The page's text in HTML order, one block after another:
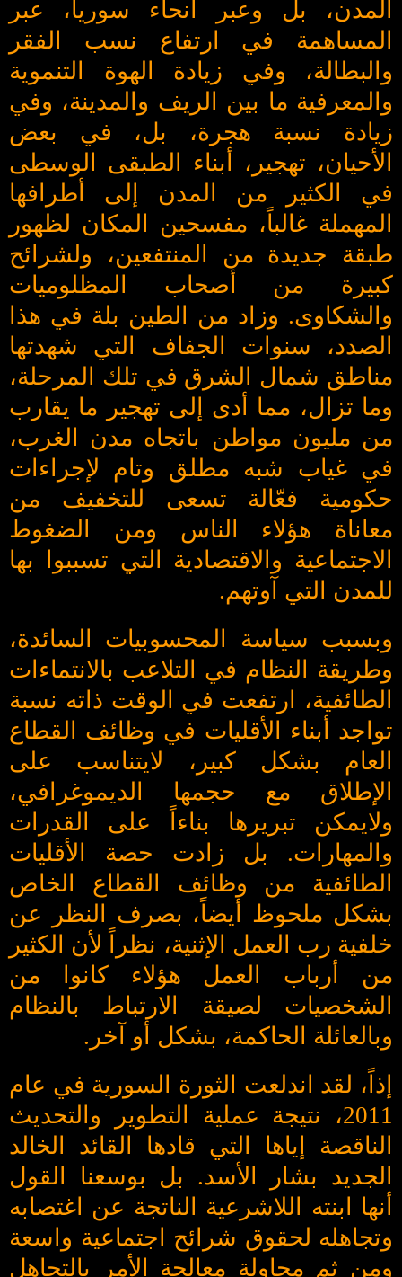
المدن، بل وعبر أنحاء سوريا، عبر
المساهمة في ارتفاع نسب الفقر
والبطالة، وفي زيادة الهوة التنموية
والمعرفية ما بين الريف والمدينة، وفي
زيادة نسبة هجرة، بل، في بعض
الأحيان، تهجير، أبناء الطبقى الوسطى
في الكثير من المدن إلى أطرافها
المهملة غالباً، مفسحين المكان لظهور
طبقة جديدة من المنتفعين، ولشرائح
كبيرة من أصحاب المظلوميات
والشكاوى. وزاد من الطين بلة في هذا
الصدد، سنوات الجفاف التي شهدتها
مناطق شمال الشرق في تلك المرحلة،
وما تزال، مما أدى إلى تهجير ما يقارب
من مليون مواطن باتجاه مدن الغرب،
في غياب شبه مطلق وتام لإجراءات
حكومية فعّالة تسعى للتخفيف من
معاناة هؤلاء الناس ومن الضغوط
الاجتماعية والاقتصادية التي تسببوا بها
للمدن التي آوتهم.
وبسبب سياسة المحسوبيات السائدة،
وطريقة النظام في التلاعب بالانتماءات
الطائفية، ارتفعت في الوقت ذاته نسبة
تواجد أبناء الأقليات في وظائف القطاع
العام بشكل كبير، لايتناسب على
الإطلاق مع حجمها الديموغرافي،
ولايمكن تبريرها بناءاً على القدرات
والمهارات. بل زادت حصة الأقليات
الطائفية من وظائف القطاع الخاص
بشكل ملحوظ أيضاً، بصرف النظر عن
خلفية رب العمل الإثنية، نظراً لأن الكثير
من أرباب العمل هؤلاء كانوا من
الشخصيات لصيقة الارتباط بالنظام
وبالعائلة الحاكمة، بشكل أو آخر.
إذاً، لقد اندلعت الثورة السورية في عام
2011، نتيجة عملية التطوير والتحديث
الناقصة إياها التي قادها القائد الخالد
الجديد بشار الأسد. بل بوسعنا القول
أنها ابنته اللاشرعية الناتجة عن اغتصابه
وتجاهله لحقوق شرائح اجتماعية واسعة
ومن ثم محاولة معالجة الأمر بالتجاهل